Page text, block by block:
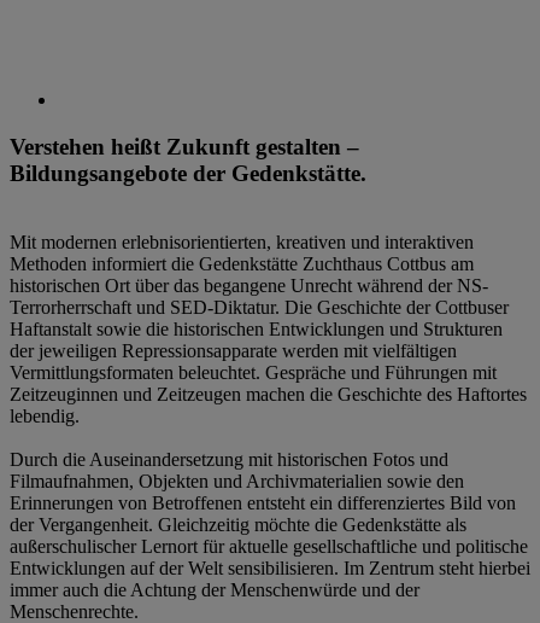
Verstehen heißt Zukunft gestalten –
Bildungsangebote der Gedenkstätte.
Mit modernen erlebnisorientierten, kreativen und interaktiven
Methoden informiert die Gedenkstätte Zuchthaus Cottbus am
historischen Ort über das begangene Unrecht während der NS-
Terrorherrschaft und SED-Diktatur. Die Geschichte der Cottbuser
Haftanstalt sowie die historischen Entwicklungen und Strukturen
der jeweiligen Repressionsapparate werden mit vielfältigen
Vermittlungsformaten beleuchtet. Gespräche und Führungen mit
Zeitzeuginnen und Zeitzeugen machen die Geschichte des Haftortes
lebendig.
Durch die Auseinandersetzung mit historischen Fotos und
Filmaufnahmen, Objekten und Archivmaterialien sowie den
Erinnerungen von Betroffenen entsteht ein differenziertes Bild von
der Vergangenheit. Gleichzeitig möchte die Gedenkstätte als
außerschulischer Lernort für aktuelle gesellschaftliche und politische
Entwicklungen auf der Welt sensibilisieren. Im Zentrum steht hierbei
immer auch die Achtung der Menschenwürde und der
Menschenrechte.